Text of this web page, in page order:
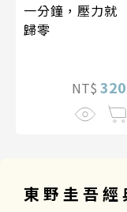
一分鐘，壓力就
歸零
NT$ 320
東野圭吾經